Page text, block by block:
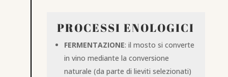
PROCESSI ENOLOGICI
FERMENTAZIONE: il mosto si converte
in vino mediante la conversione
naturale (da parte di lieviti selezionati)